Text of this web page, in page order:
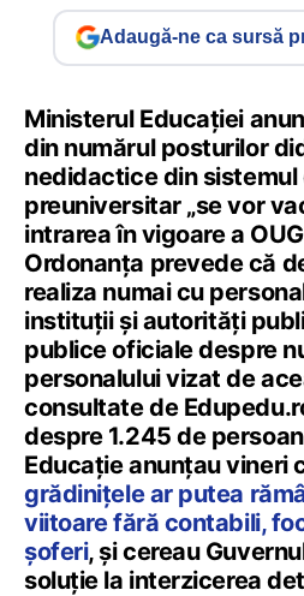
Adaugă-ne ca sursă
Ministerul Educației
din numărul posturilor
nedidactice din
preuniversitar „se vor
intrarea în vigoare a
Ordonanța prevede că
realiza numai cu
instituții și autorități
publice oficiale despre
personalului vizat de
consultate de
despre 1.245 de
Educație anunțau vineri
grădinițele ar putea
viitoare fără contabili,
șoferi, și cereau
soluție la interzicerea